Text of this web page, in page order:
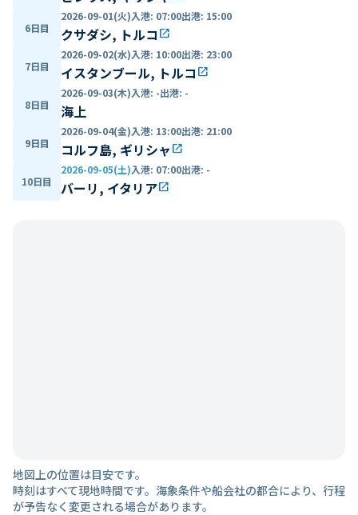
6日目
2026-09-01(火)入港: 07:00出港: 15:00
クサダシ, トルコ open_in_new
7日目
2026-09-02(水)入港: 10:00出港: 23:00
イスタンブール, トルコ open_in_new
8日目
2026-09-03(木)入港: -出港: -
海上
9日目
2026-09-04(金)入港: 13:00出港: 21:00
コルフ島, ギリシャ open_in_new
10日目
2026-09-05(土)入港: 07:00出港: -
バーリ, イタリアopen_in_new
地図上の位置は目安です。
時刻はすべて現地時間です。海象条件や船会社の都合により、行程
が予告なく変更される場合があります。